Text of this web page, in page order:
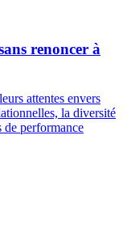
renoncer à
attentes envers
la diversité
de performance